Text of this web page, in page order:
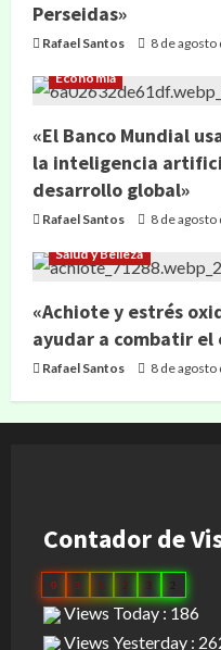
Perseidas»
Rafael Santos 8 de agosto
Economía
«El Banco Mundial
la inteligencia
desarrollo global»
Rafael Santos 8 de agosto
Salud y Belleza
«Achiote y estrés
ayudar a combatir el
Rafael Santos 8 de agosto
Contador de
0 3 1 2 3
Views Today : 186
Views Yesterday :